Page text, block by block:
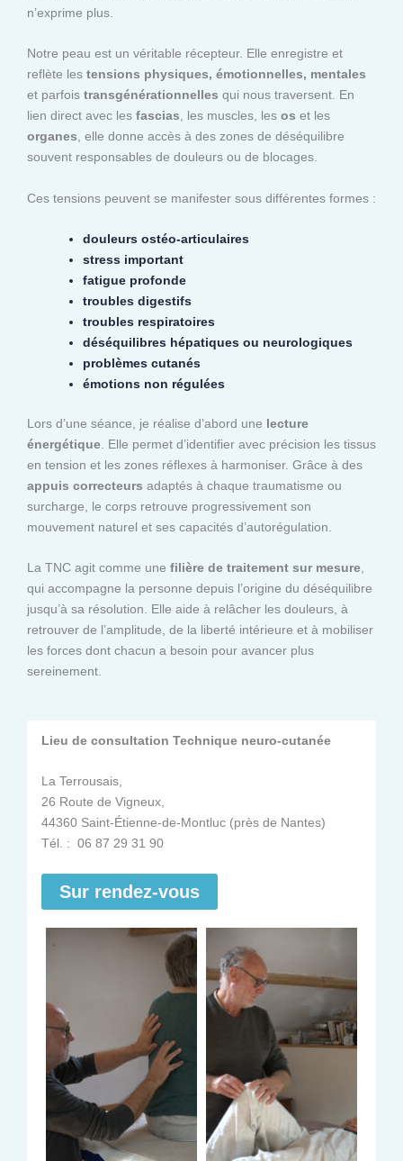
n’exprime plus.
Notre peau est un véritable récepteur. Elle enregistre et
reflète les tensions physiques, émotionnelles, mentales
et parfois transgénérationnelles qui nous traversent. En
lien direct avec les fascias, les muscles, les os et les
organes, elle donne accès à des zones de déséquilibre
souvent responsables de douleurs ou de blocages.
Ces tensions peuvent se manifester sous différentes formes :
douleurs ostéo-articulaires
stress important
fatigue profonde
troubles digestifs
troubles respiratoires
déséquilibres hépatiques ou neurologiques
problèmes cutanés
émotions non régulées
Lors d’une séance, je réalise d’abord une lecture
énergétique . Elle permet d’identifier avec précision les tissus
en tension et les zones réflexes à harmoniser. Grâce à des
appuis correcteurs adaptés à chaque traumatisme ou
surcharge, le corps retrouve progressivement son
mouvement naturel et ses capacités d’autorégulation.
La TNC agit comme une filière de traitement sur mesure,
qui accompagne la personne depuis l’origine du déséquilibre
jusqu’à sa résolution. Elle aide à relâcher les douleurs, à
retrouver de l’amplitude, de la liberté intérieure et à mobiliser
les forces dont chacun a besoin pour avancer plus
sereinement.
Lieu de consultation Technique neuro-cutanée
La Terrousais,
26 Route de Vigneux,
44360 Saint-Étienne-de-Montluc (près de Nantes)
Tél. : 06 87 29 31 90
Sur rendez-vous